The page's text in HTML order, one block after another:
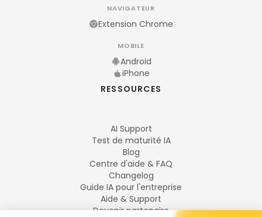
NAVIGATEUR
Extension Chrome
MOBILE
Android
iPhone
RESSOURCES
AI Support
Test de maturité IA
Blog
Centre d'aide & FAQ
Changelog
Guide IA pour l'entreprise
Aide & Support
Devenir partenaire